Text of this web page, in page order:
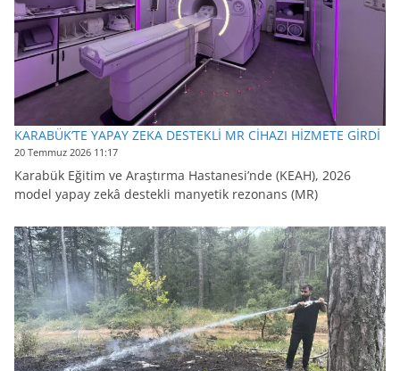
KARABÜK’TE YAPAY ZEKA DESTEKLİ MR CİHAZI HİZMETE GİRDİ
20 Temmuz 2026 11:17
Karabük Eğitim ve Araştırma Hastanesi’nde (KEAH), 2026
model yapay zekâ destekli manyetik rezonans (MR)